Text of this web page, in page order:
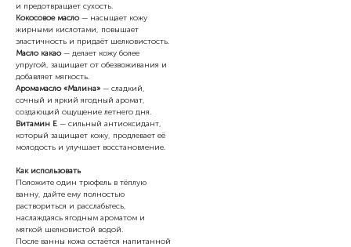
и предотвращает сухость.
Кокосовое масло— насыщает кожу
жирными кислотами, повышает
эластичность и придаёт шелковистость.
Масло какао— делает кожу более
упругой, защищает от обезвоживания и
добавляет мягкость.
Аромамасло «Малина» — сладкий,
сочный и яркий ягодный аромат,
создающий ощущение летнего дня.
Витамин Е — сильный антиоксидант,
который защищает кожу, продлевает её
молодость и улучшает восстановление.
Как использовать
Положите один трюфель в тёплую
ванну, дайте ему полностью
раствориться и расслабьтесь,
наслаждаясь ягодным ароматом и
мягкой шелковистой водой.
После ванны кожа остаётся напитанной